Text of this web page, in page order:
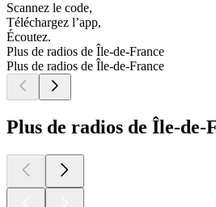
Scannez le code,
Téléchargez l’app,
Écoutez.
Plus de radios de Île-de-France
Plus de radios de Île-de-France
Plus de radios de Île-de-